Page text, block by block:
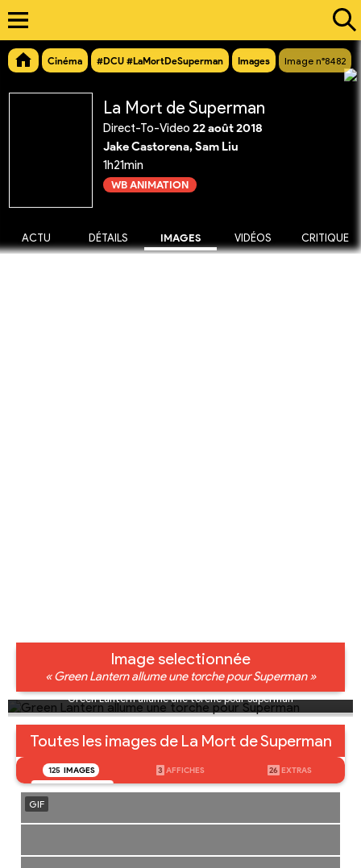
Cinéma #DCU #LaMortDeSuperman Images Image n°8482
La Mort de Superman
Direct-To-Video 22 août 2018
Jake Castorena, Sam Liu
1h21min
WB ANIMATION
ACTU DÉTAILS IMAGES VIDÉOS CRITIQUE
Image selectionnée
« Green Lantern allume une torche pour Superman »
Green Lantern allume une torche pour Superman
Toutes les images de La Mort de Superman
125 IMAGES 3 AFFICHES 26 EXTRAS